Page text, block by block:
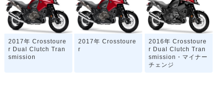
2017年 Crosstoure
r Dual Clutch Tran
smission
2017年 Crosstoure
r
2016年 Crosstoure
r Dual Clutch Tran
smission・マイナー
チェンジ